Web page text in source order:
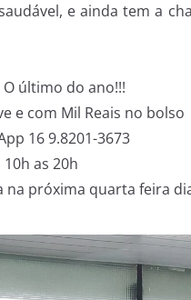
e ainda tem a
último do ano!!!
e com Mil Reais no bolso
16 9.8201-3673
as 20h
próxima quarta feira